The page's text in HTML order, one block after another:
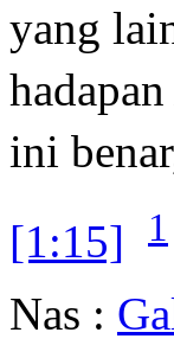
yang
ini
[1:15]
1
Nas :